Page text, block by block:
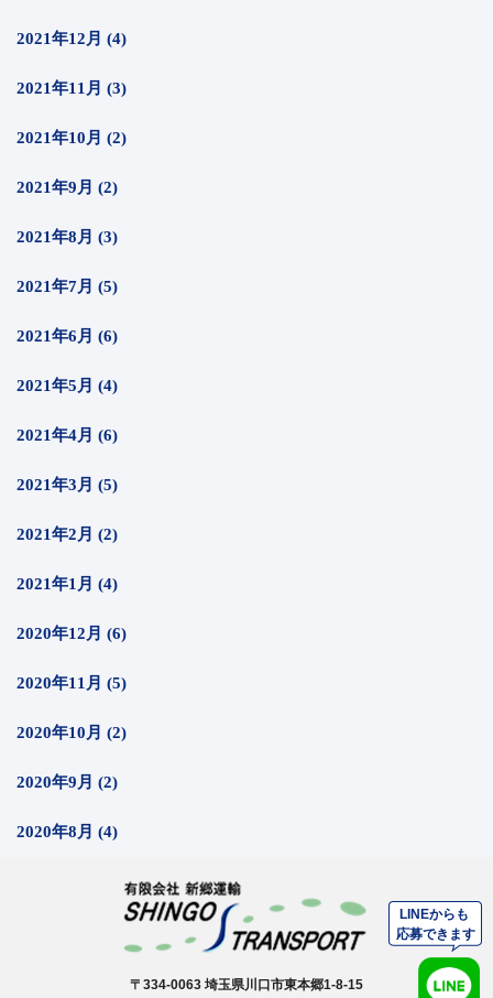
2021年12月 (4)
2021年11月 (3)
2021年10月 (2)
2021年9月 (2)
2021年8月 (3)
2021年7月 (5)
2021年6月 (6)
2021年5月 (4)
2021年4月 (6)
2021年3月 (5)
2021年2月 (2)
2021年1月 (4)
2020年12月 (6)
2020年11月 (5)
2020年10月 (2)
2020年9月 (2)
2020年8月 (4)
〒334-0063 埼玉県川口市東本郷1-8-15